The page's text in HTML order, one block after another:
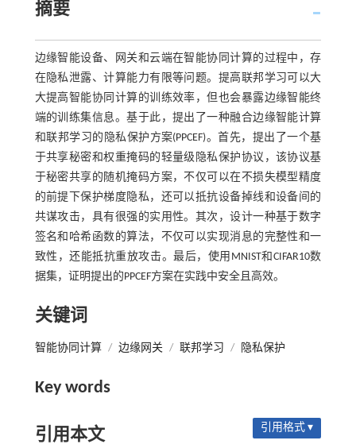
摘要
边缘智能设备、网关和云端在智能协同计算的过程中，存
在隐私泄露、计算能力有限等问题。提高联邦学习可以大
大提高智能协同计算的训练效率，但也会暴露边缘智能终
端的训练集信息。基于此，提出了一种融合边缘智能计算
和联邦学习的隐私保护方案(PPCEF)。首先，提出了一个基
于共享秘密和权重掩码的轻量级隐私保护协议，该协议基
于秘密共享的随机掩码方案，不仅可以在不损失模型精度
的前提下保护梯度隐私，还可以抵抗设备掉线和设备间的
共谋攻击，具有很强的实用性。其次，设计一种基于数字
签名和哈希函数的算法，不仅可以实现消息的完整性和一
致性，还能抵抗重放攻击。最后，使用MNIST和CIFAR10数
据集，证明提出的PPCEF方案在实践中安全且高效。
关键词
智能协同计算 / 边缘网关 / 联邦学习 / 隐私保护
Key words
引用本文 引用格式 ▾